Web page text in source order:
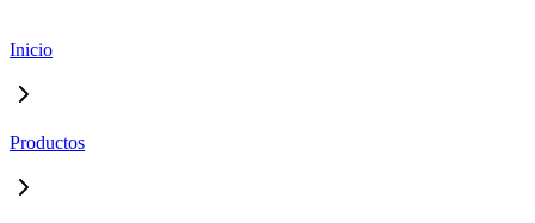
Inicio
Productos